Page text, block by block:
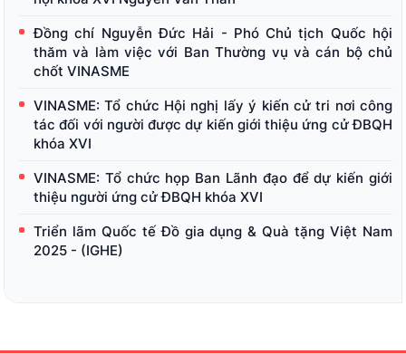
Đồng chí Nguyễn Đức Hải - Phó Chủ tịch Quốc hội
thăm và làm việc với Ban Thường vụ và cán bộ chủ
chốt VINASME
VINASME: Tổ chức Hội nghị lấy ý kiến cử tri nơi công
tác đối với người được dự kiến giới thiệu ứng cử ĐBQH
khóa XVI
VINASME: Tổ chức họp Ban Lãnh đạo để dự kiến giới
thiệu người ứng cử ĐBQH khóa XVI
Triển lãm Quốc tế Đồ gia dụng & Quà tặng Việt Nam
2025 - (IGHE)